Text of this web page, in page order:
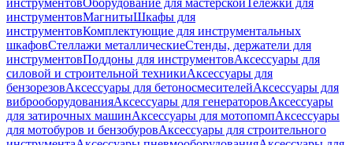
инструментовОборудование для мастерскойТележки для
инструментовМагнитыШкафы для
инструментовКомплектующие для инструментальных
шкафовСтеллажи металлическиеСтенды, держатели для
инструментовПоддоны для инструментовАксессуары для
силовой и строительной техникиАксессуары для
бензорезовАксессуары для бетоносмесителейАксессуары для
виброоборудованияАксессуары для генераторовАксессуары
для затирочных машинАксессуары для мотопомпАксессуары
для мотобуров и бензобуровАксессуары для строительного